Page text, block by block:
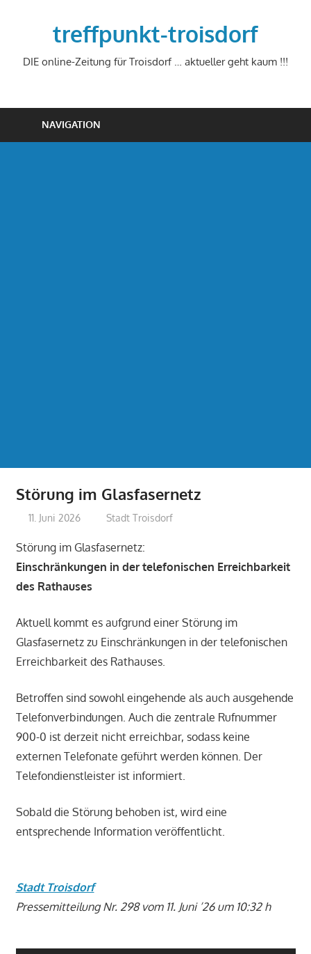
treffpunkt-troisdorf
DIE online-Zeitung für Troisdorf … aktueller geht kaum !!!
NAVIGATION
Störung im Glasfasernetz
11. Juni 2026 treffpunkt
Stadt Troisdorf
Störung im Glasfasernetz:
Einschränkungen in der telefonischen Erreichbarkeit
des Rathauses
Aktuell kommt es aufgrund einer Störung im
Glasfasernetz zu Einschränkungen in der telefonischen
Erreichbarkeit des Rathauses.
Betroffen sind sowohl eingehende als auch ausgehende
Telefonverbindungen. Auch die zentrale Rufnummer
900-0 ist derzeit nicht erreichbar, sodass keine
externen Telefonate geführt werden können. Der
Telefondienstleister ist informiert.
Sobald die Störung behoben ist, wird eine
entsprechende Information veröffentlicht.
Stadt Troisdorf
Pressemitteilung Nr. 298 vom 11. Juni ’26 um 10:32 h